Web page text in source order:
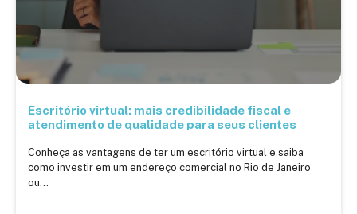
Escritório virtual: mais credibilidade fiscal e
atendimento de qualidade para seus clientes
Conheça as vantagens de ter um escritório virtual e saiba
como investir em um endereço comercial no Rio de Janeiro
ou...